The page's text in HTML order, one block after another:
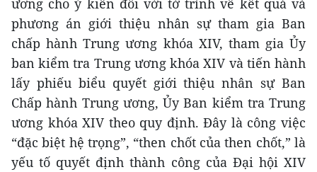
phương án giới thiệu nhân sự tham gia Ban
chấp hành Trung ương khóa XIV, tham gia Ủy
ban kiểm tra Trung ương khóa XIV và tiến hành
lấy phiếu biểu quyết giới thiệu nhân sự Ban
Chấp hành Trung ương, Ủy Ban kiểm tra Trung
ương khóa XIV theo quy định. Đây là công việc
“đặc biệt hệ trọng”, “then chốt của then chốt,” là
yếu tố quyết định thành công của Đại hội XIV